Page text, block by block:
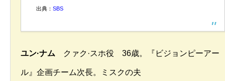
出典： SBS
ユン·ナム クァク·スホ役 36歳。『ビジョンピーアー
ル』企画チーム次長。ミスクの夫